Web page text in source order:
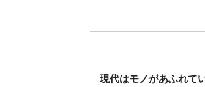
現代はモノがあふれて